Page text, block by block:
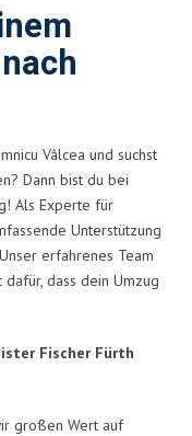
Vâlcea und suchst
Dann bist du bei
Als Experte für
Unterstützung
erfahrenes Team
dass dein Umzug
Fischer Fürth
großen Wert auf